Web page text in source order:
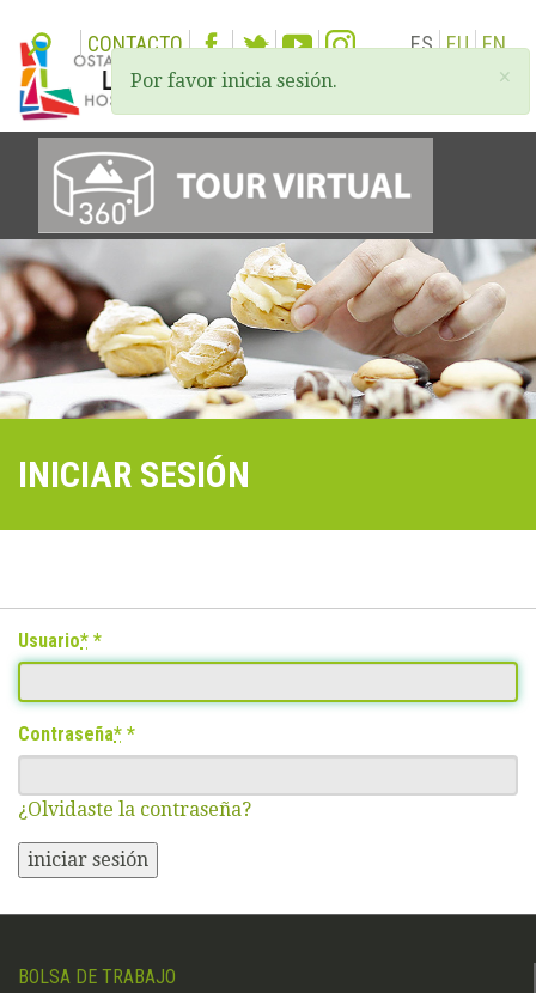
CONTACTO ES EU EN
×
Por favor inicia sesión.
INICIAR SESIÓN
Usuario*
Contraseña*
¿Olvidaste la contraseña?
iniciar sesión
BOLSA DE TRABAJO